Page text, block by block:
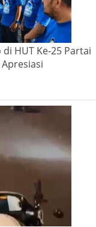
HUT Ke-25 Partai